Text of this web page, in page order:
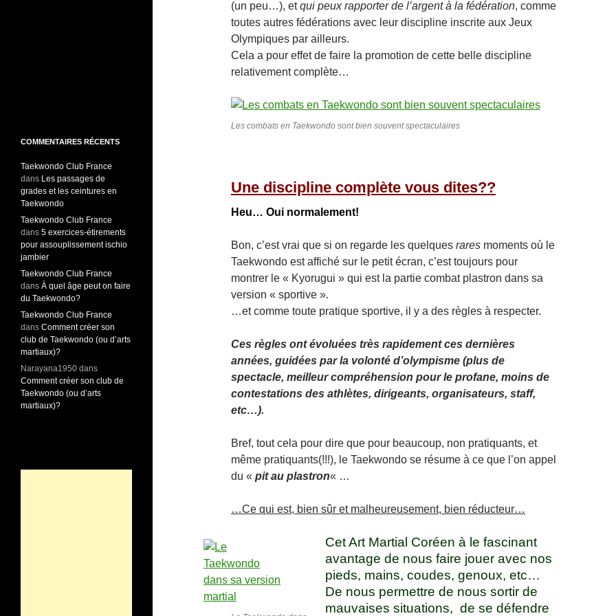
(un peu…), etqui peux rapporter de l’argent à la fédération, comme
toutes autres fédérations avec leur discipline inscrite aux Jeux
Olympiques par ailleurs.
Cela a pour effet de faire la promotion de cette belle discipline
relativement complète…
Les combats en Taekwondo sont bien souvent spectaculaires
Une discipline complète vous dites??
Heu… Oui normalement!
Bon, c’est vrai que si on regarde les quelques rares moments où le
Taekwondo est affiché sur le petit écran, c’est toujours pour
montrer le « Kyorugui » qui est la partie combat plastron dans sa
version « sportive ».
…et comme toute pratique sportive, il y a des règles à respecter.
Ces règles ont évoluées très rapidement ces dernières
années, guidées par la volonté d’olympisme (plus de
spectacle, meilleur compréhension pour le profane, moins de
contestations des athlètes, dirigeants, organisateurs, staff,
etc…).
Bref, tout cela pour dire que pour beaucoup, non pratiquants, et
même pratiquants(!!!), le Taekwondo se résume à ce que l’on appel
du « pit au plastron« …
…Ce qui est, bien sûr et malheureusement, bien réducteur…
Cet Art Martial Coréen à le fascinant
avantage de nous faire jouer avec nos
pieds, mains, coudes, genoux, etc…
De nous permettre de nous sortir de
mauvaises situations, de se défendre
COMMENTAIRES RÉCENTS
Taekwondo Club France
dans Les passages de
grades et les ceintures en
Taekwondo
Taekwondo Club France
dans 5 exercices-étirements
pour assouplissement ischio
jambier
Taekwondo Club France
dans À quel âge peut on faire
du Taekwondo?
Taekwondo Club France
dans Comment créer son
club de Taekwondo (ou d’arts
martiaux)?
Narayana1950 dans
Comment créer son club de
Taekwondo (ou d’arts
martiaux)?